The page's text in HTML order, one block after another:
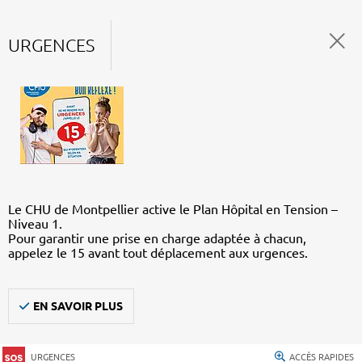
URGENCES
Le CHU de Montpellier active le Plan Hôpital en Tension –
Niveau 1.
Pour garantir une prise en charge adaptée à chacun,
appelez le 15 avant tout déplacement aux urgences.
EN SAVOIR PLUS
URGENCES ACCÈS RAPIDES